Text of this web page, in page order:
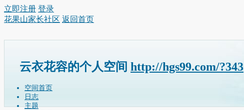
立即注册 登录
花果山家长社区 返回首页
云衣花容的个人空间 http://hgs99.com/?343
空间首页
日志
主题